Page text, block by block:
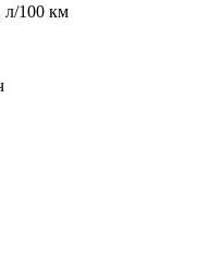
л/100 км